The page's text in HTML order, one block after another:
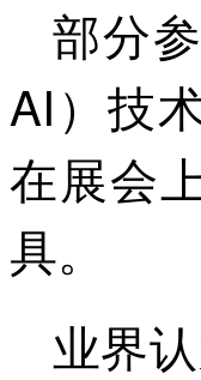
部分
AI）技
在展会
具。
业界